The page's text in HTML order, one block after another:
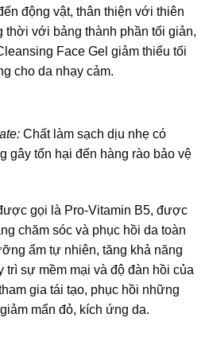
động vật, thân thiện với thiên
với bảng thành phần tối giản,
Face Gel giảm thiểu tối
cho da nhạy cảm.
Chất làm sạch dịu nhẹ có
gây tổn hại đến hàng rào bảo vệ
gọi là Pro-Vitamin B5, được
chăm sóc và phục hồi da toàn
ẩm tự nhiên, tăng khả năng
sự mềm mại và độ đàn hồi của
gia tái tạo, phục hồi những
mẩn đỏ, kích ứng da.